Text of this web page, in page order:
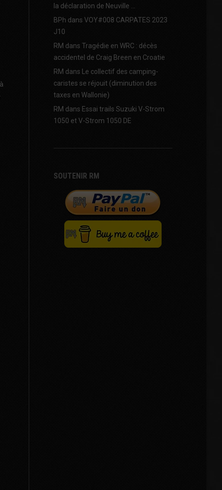
la déclaration de Neuville …
BPh dans VOY#008 CARPATES 2023
J10
RM dans Tragédie en WRC : décès
accidentel de Craig Breen en Croatie
RM dans Le collectif des camping-
caristes se réjouit (diminution des
taxes en Wallonie)
RM dans Essai trails Suzuki V-Strom
1050 et V-Strom 1050 DE
SOUTENIR RM